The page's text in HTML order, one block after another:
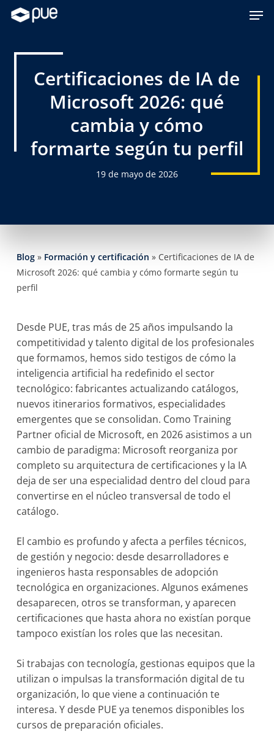
Skip
content
Certificaciones de IA de
Microsoft 2026: qué
cambia y cómo
formarte según tu perfil
19 de mayo de 2026
Blog» Formación y certificación » Certificaciones de IA de
Microsoft 2026: qué cambia y cómo formarte según tu
perfil
Desde PUE, tras más de 25 años impulsando la
competitividad y talento digital de los profesionales
que formamos, hemos sido testigos de cómo la
inteligencia artificial ha redefinido el sector
tecnológico: fabricantes actualizando catálogos,
nuevos itinerarios formativos, especialidades
emergentes que se consolidan. Como Training
Partner oficial de Microsoft, en 2026 asistimos a un
cambio de paradigma: Microsoft reorganiza por
completo su arquitectura de certificaciones y la IA
deja de ser una especialidad dentro del cloud para
convertirse en el núcleo transversal de todo el
catálogo.
El cambio es profundo y afecta a perfiles técnicos,
de gestión y negocio: desde desarrolladores e
ingenieros hasta responsables de adopción
tecnológica en organizaciones. Algunos exámenes
desaparecen, otros se transforman, y aparecen
certificaciones que hasta ahora no existían porque
tampoco existían los roles que las necesitan.
Si trabajas con tecnología, gestionas equipos que la
utilizan o impulsas la transformación digital de tu
organización, lo que viene a continuación te
interesa. Y desde PUE ya tenemos disponibles los
cursos de preparación oficiales.